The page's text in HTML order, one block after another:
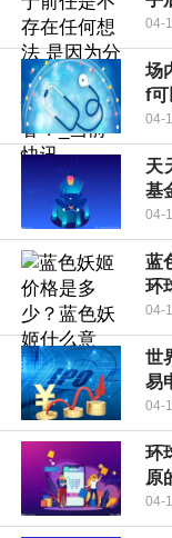
04-
场
f可
04-
天
基
04-
蓝
环
04-
世
易
04-
环
原
04-